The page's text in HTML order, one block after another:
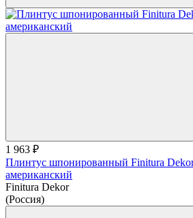
1 963 ₽
Плинтус шпонированный Finitura
американский
Finitura Dekor
(Россия)